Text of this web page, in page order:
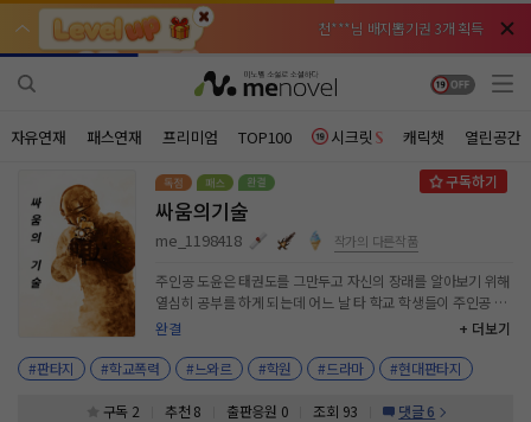
천***님 배지뽑기권 3개 획득
천***님 배지뽑기권 3개 획득
메**님 체험권 3일 획득
메**님 체험권 3일 획득
주**님 일반뽑기권 2개 획득
주**님 일반뽑기권 2개 획득
갈***님 후원10코인 획득
갈***님 후원10코인 획득
인*님 레어뽑기권 1개 획득
인*님 레어뽑기권 1개 획득
자유연재 패스연재 프리미엄 TOP100 시크릿 캐릭챗 열린공간
싸움의기술
me_1198418 작가의 다른작품
완결
주인공 도윤은 태권도를 그만두고 자신의 장래를 알아보기 위해
열심히 공부를 하게 되는데 어느 날 타 학교 학생들이 주인공 학
교에 찾아와 시비를 걸게 되었다. 이에 분노한 도윤은 자신도 모
하게 되었고 도윤이는 싸움에서 위기를 맞게 되었다. 과연 도윤
이의 운명은 어떻게 될것인가? #미계약작 #최진수 #20대
#email: 616sewoong@naver.com
+ 더보기
#판타지
#학교폭력 #느와르 #학원 #드라마 #현대판타지
구독 2 추천 8 출판응원 0 조회 93 댓글 6